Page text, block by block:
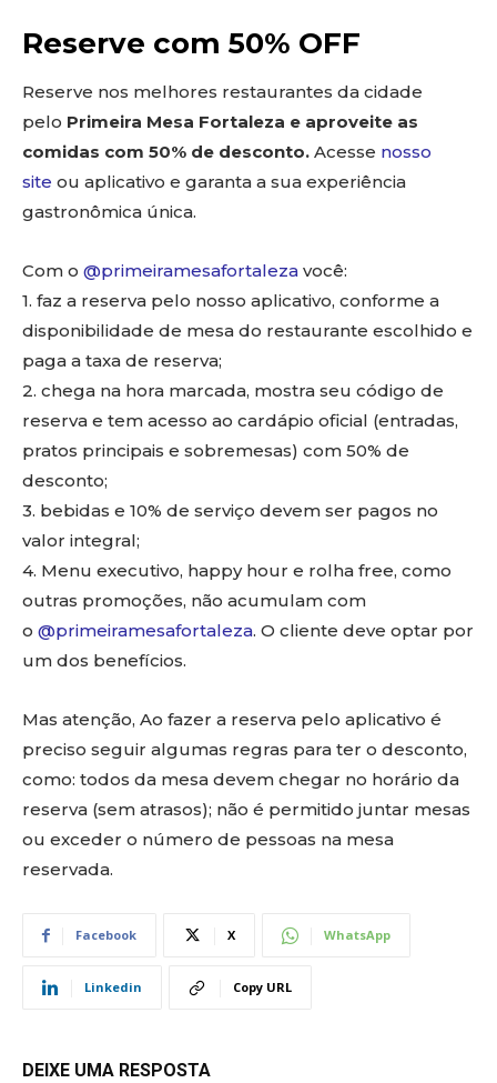
Reserve com 50% OFF
Reserve nos melhores restaurantes da cidade
pelo Primeira Mesa Fortaleza e aproveite as
comidas com 50% de desconto. Acesse nosso
site ou aplicativo e garanta a sua experiência
gastronômica única.
Com o @primeiramesafortaleza você:
1. faz a reserva pelo nosso aplicativo, conforme a
disponibilidade de mesa do restaurante escolhido e
paga a taxa de reserva;
2. chega na hora marcada, mostra seu código de
reserva e tem acesso ao cardápio oficial (entradas,
pratos principais e sobremesas) com 50% de
desconto;
3. bebidas e 10% de serviço devem ser pagos no
valor integral;
4. Menu executivo, happy hour e rolha free, como
outras promoções, não acumulam com
o @primeiramesafortaleza. O cliente deve optar por
um dos benefícios.
Mas atenção, Ao fazer a reserva pelo aplicativo é
preciso seguir algumas regras para ter o desconto,
como: todos da mesa devem chegar no horário da
reserva (sem atrasos); não é permitido juntar mesas
ou exceder o número de pessoas na mesa
reservada.
Facebook X WhatsApp
Linkedin Copy URL
DEIXE UMA RESPOSTA